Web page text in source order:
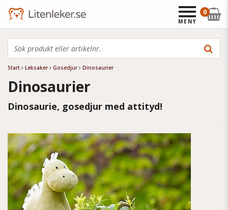
Start Leksaker Gosedjur Dinosaurier
Dinosaurier
Dinosaurie, gosedjur med attityd!
0
MENY